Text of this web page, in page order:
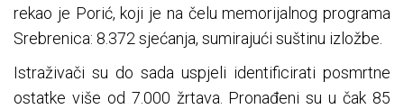
rekao je Porić, koji je na čelu memorijalnog programa
Srebrenica: 8.372 sjećanja, sumirajući suštinu izložbe.
Istraživači su do sada uspjeli identificirati posmrtne
ostatke više od 7.000 žrtava. Pronađeni su u čak 85